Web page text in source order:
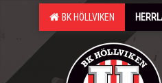
BK HÖLLVIKEN